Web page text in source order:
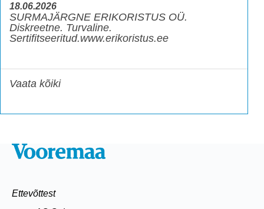
18.06.2026
SURMAJÄRGNE ERIKORISTUS OÜ.
Diskreetne. Turvaline.
Sertifitseeritud.www.erikoristus.ee
Vaata kõiki
Ettevõttest